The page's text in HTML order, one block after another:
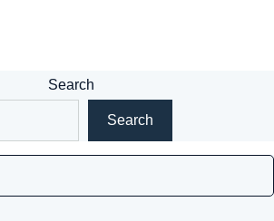
Search
Search